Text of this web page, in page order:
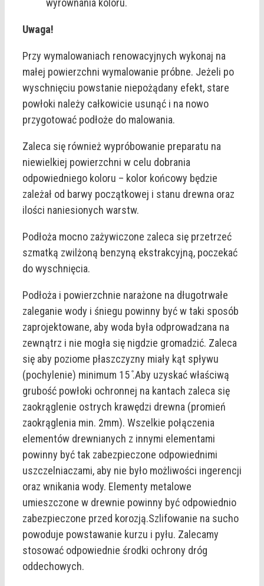
wyrównania koloru.
Uwaga!
Przy wymalowaniach renowacyjnych wykonaj na
małej powierzchni wymalowanie próbne. Jeżeli po
wyschnięciu powstanie niepożądany efekt, stare
powłoki należy całkowicie usunąć i na nowo
przygotować podłoże do malowania.
Zaleca się również wypróbowanie preparatu na
niewielkiej powierzchni w celu dobrania
odpowiedniego koloru – kolor końcowy będzie
zależał od barwy początkowej i stanu drewna oraz
ilości naniesionych warstw.
Podłoża mocno zażywiczone zaleca się przetrzeć
szmatką zwilżoną benzyną ekstrakcyjną, poczekać
do wyschnięcia.
Podłoża i powierzchnie narażone na długotrwałe
zaleganie wody i śniegu powinny być w taki sposób
zaprojektowane, aby woda była odprowadzana na
zewnątrz i nie mogła się nigdzie gromadzić. Zaleca
się aby poziome płaszczyzny miały kąt spływu
(pochylenie) minimum 15 ̊.Aby uzyskać właściwą
grubość powłoki ochronnej na kantach zaleca się
zaokrąglenie ostrych krawędzi drewna (promień
zaokrąglenia min. 2mm). Wszelkie połączenia
elementów drewnianych z innymi elementami
powinny być tak zabezpieczone odpowiednimi
uszczelniaczami, aby nie było możliwości ingerencji
oraz wnikania wody. Elementy metalowe
umieszczone w drewnie powinny być odpowiednio
zabezpieczone przed korozją.Szlifowanie na sucho
powoduje powstawanie kurzu i pyłu. Zalecamy
stosować odpowiednie środki ochrony dróg
oddechowych.